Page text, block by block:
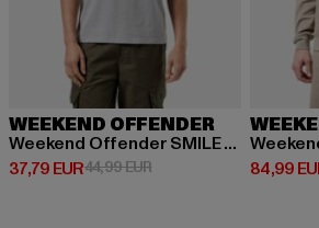
WEEKEND OFFENDER
Weekend Offender SMILE GRAPHIC TEE
37,79 EUR
Derzeitiger Preis: 37,79 EUR
44,99 EURAktionspreis: 44,99 EUR
84,99